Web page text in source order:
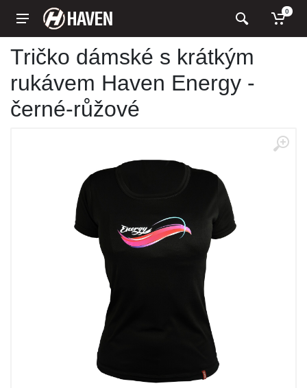
0
Tričko dámské s krátkým
rukávem Haven Energy -
černé-růžové